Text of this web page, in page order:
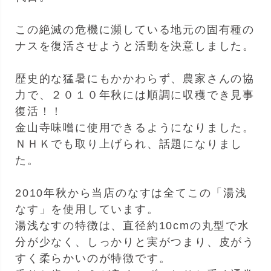
この絶滅の危機に瀕している地元の固有種の
ナスを復活させようと活動を決意しました。
歴史的な猛暑にもかかわらず、農家さんの協
力で、２０１０年秋には順調に収穫でき見事
復活！！
金山寺味噌に使用できるようになりました。
ＮＨＫでも取り上げられ、話題になりまし
た。
2010年秋から当店のなすは全てこの「湯浅
なす」を使用しています。
湯浅なすの特徴は、直径約10cmの丸型で水
分が少なく、しっかりと実がつまり、皮がう
すく柔らかいのが特徴です。